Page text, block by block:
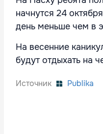
начнутся 24
день меньше чем в
На весенние
будут отдыхать на
Источник Publika